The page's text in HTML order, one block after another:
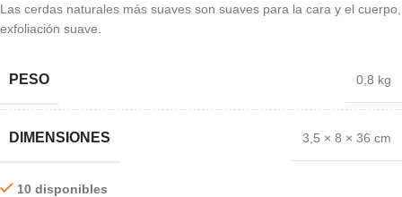
Las cerdas naturales más suaves son suaves para la cara y el cuerpo,
exfoliación suave.
PESO 0,8 kg
DIMENSIONES 3,5 × 8 × 36 cm
10 disponibles